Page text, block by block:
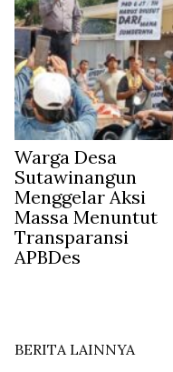
Warga Desa
Sutawinangun
Menggelar Aksi
Massa Menuntut
Transparansi
APBDes
BERITA LAINNYA